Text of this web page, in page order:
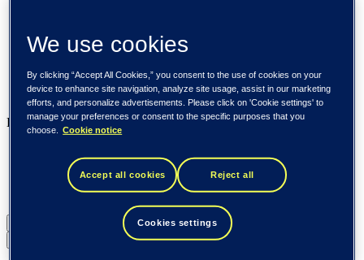
Uutishuone
Pinnalla
Tapahtumat
Näkemyksiä
Liiketoimintamme
Tieto Caretech
Tieto Indtech
Tieto Tech Consulting
We use cookies
By clicking “Accept All Cookies,” you consent to the use of cookies on your
device to enhance site navigation, analyze site usage, assist in our marketing
efforts, and personalize advertisements. Please click on 'Cookie settings' to
manage your preferences or consent to the specific purposes that you
choose.
Cookie notice
Accept all cookies Reject all
Cookies settings